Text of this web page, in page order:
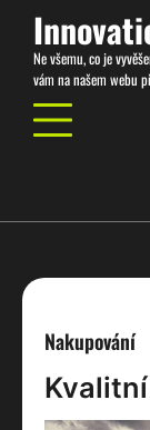
contentNe všemu, co je
vám na našem webu
Nakupování